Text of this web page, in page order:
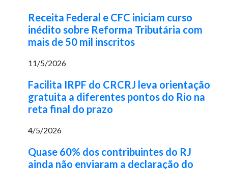
Receita Federal e CFC iniciam curso
inédito sobre Reforma Tributária com
mais de 50 mil inscritos
11/5/2026
Facilita IRPF do CRCRJ leva orientação
gratuita a diferentes pontos do Rio na
reta final do prazo
4/5/2026
Quase 60% dos contribuintes do RJ
ainda não enviaram a declaração do